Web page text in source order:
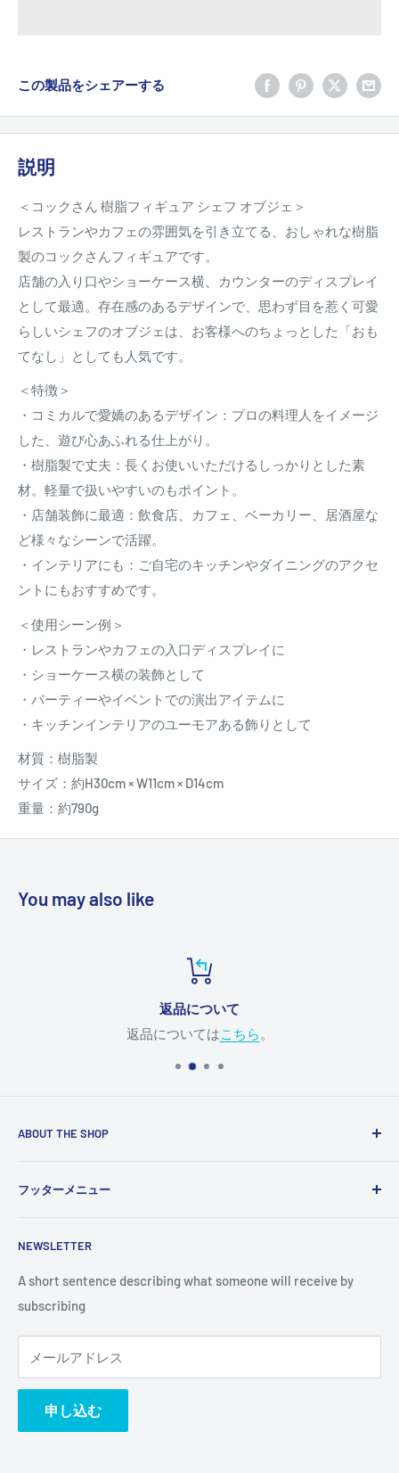
この製品をシェアーする
説明
＜コックさん 樹脂フィギュア シェフ オブジェ＞
レストランやカフェの雰囲気を引き立てる、おしゃれな樹脂
製のコックさんフィギュアです。
店舗の入り口やショーケース横、カウンターのディスプレイ
として最適。存在感のあるデザインで、思わず目を惹く可愛
らしいシェフのオブジェは、お客様へのちょっとした「おも
てなし」としても人気です。
＜特徴＞
・コミカルで愛嬌のあるデザイン：プロの料理人をイメージ
した、遊び心あふれる仕上がり。
・樹脂製で丈夫：長くお使いいただけるしっかりとした素
材。軽量で扱いやすいのもポイント。
・店舗装飾に最適：飲食店、カフェ、ベーカリー、居酒屋な
ど様々なシーンで活躍。
・インテリアにも：ご自宅のキッチンやダイニングのアクセ
ントにもおすすめです。
＜使用シーン例＞
・レストランやカフェの入口ディスプレイに
・ショーケース横の装飾として
・パーティーやイベントでの演出アイテムに
・キッチンインテリアのユーモアある飾りとして
材質：樹脂製
サイズ：約H30cm × W11cm × D14cm
重量：約790g
You may also like
返品について
返品についてはこちら 。
ABOUT THE SHOP
and vision. You can change it in the theme settings.
フッターメニュー
NEWSLETTER
A short sentence describing what someone will receive by
subscribing
メールアドレス
申し込む